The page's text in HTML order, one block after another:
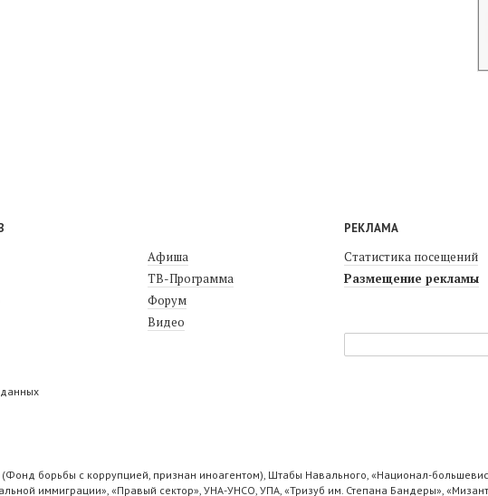
Афиша
ТВ-Программа
Форум
Видео
РЕКЛАМА
Статистика посещений
Размещение рекламы
борьбы с коррупцией, признан иноагентом), Штабы Навального, «Национал-
иммиграции», «Правый сектор», УНА-УНСО, УПА, «Тризуб им. Степана Бандеры»,